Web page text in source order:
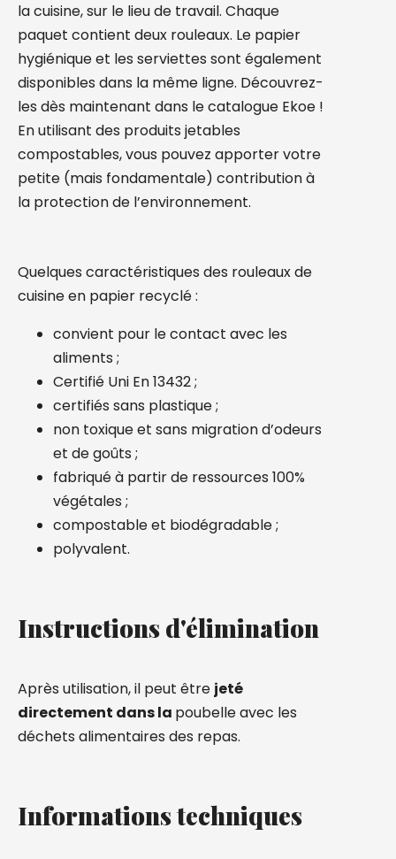
la cuisine, sur le lieu de travail. Chaque
paquet contient deux rouleaux. Le papier
hygiénique et les serviettes sont également
disponibles dans la même ligne. Découvrez-
les dès maintenant dans le catalogue Ekoe !
En utilisant des produits jetables
compostables, vous pouvez apporter votre
petite (mais fondamentale) contribution à
la protection de l’environnement.
Quelques caractéristiques des rouleaux de
cuisine en papier recyclé :
convient pour le contact avec les
aliments ;
Certifié Uni En 13432 ;
certifiés sans plastique ;
non toxique et sans migration d’odeurs
et de goûts ;
fabriqué à partir de ressources 100%
végétales ;
compostable et biodégradable ;
polyvalent.
Instructions d'élimination
Après utilisation, il peut être jeté
directement dans la poubelle avec les
déchets alimentaires des repas.
Informations techniques